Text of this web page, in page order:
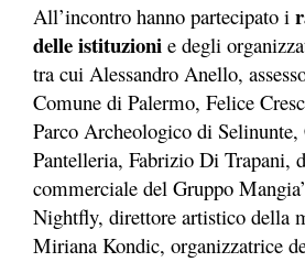
All’incontro hanno partecipato i
delle istituzioni e degli
tra cui Alessandro Anello,
Comune di Palermo, Felice
Parco Archeologico di Selinunte,
Pantelleria, Fabrizio Di Trapani,
commerciale del Gruppo
Nightfly, direttore artistico della
Miriana Kondic, organizzatrice